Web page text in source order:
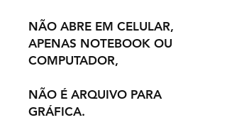
NÃO ABRE EM CELULAR,
APENAS NOTEBOOK OU
COMPUTADOR,
NÃO É ARQUIVO PARA
GRÁFICA.